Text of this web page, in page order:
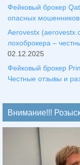
Фейковый брокер
опасных
Aerovestx
лохоброкера –
02.12.2025
Фейковый брокер
Честные отзывы и
Внимание!!!